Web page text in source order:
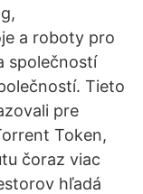
a roboty pro
společností
Tieto
pre
Token,
čoraz viac
hľadá